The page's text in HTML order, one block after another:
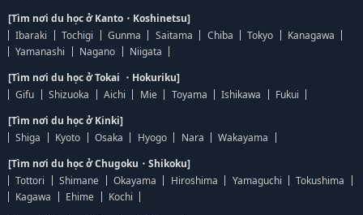
[Tìm nơi du học ở Kanto・Koshinetsu]
Ibaraki
Tochigi Gunma Saitama Chiba Tokyo
Kanagawa
Yamanashi
Nagano
Niigata
[Tìm nơi du học ở Tokai ・Hokuriku]
Gifu
Shizuoka Aichi Mie Toyama Ishikawa
Fukui
[Tìm nơi du học ở Kinki]
Shiga
Kyoto Osaka Hyogo Nara
Wakayama
[Tìm nơi du học ở Chugoku・Shikoku]
Tottori
Shimane Okayama Hiroshima Yamaguchi
Tokushima
Kagawa
Ehime
Kochi